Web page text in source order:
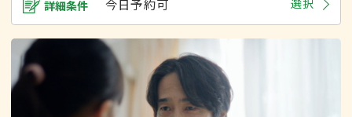
詳細条件 今日予約可 選択